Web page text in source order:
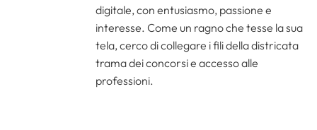
digitale, con entusiasmo, passione e
interesse. Come un ragno che tesse la sua
tela, cerco di collegare i fili della districata
trama dei concorsi e accesso alle
professioni.